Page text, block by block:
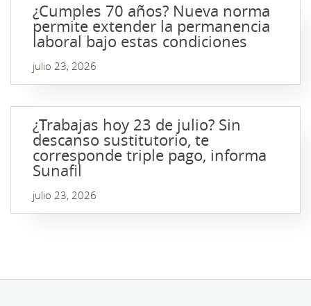
¿Cumples 70 años? Nueva norma
permite extender la permanencia
laboral bajo estas condiciones
julio 23, 2026
¿Trabajas hoy 23 de julio? Sin
descanso sustitutorio, te
corresponde triple pago, informa
Sunafil
julio 23, 2026